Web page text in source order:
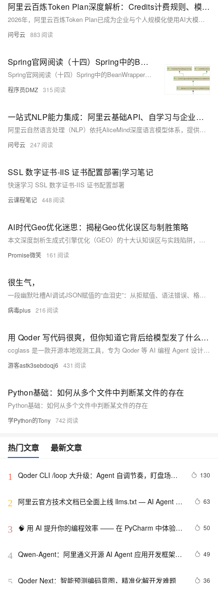
阿里云百炼Token Plan深度解析：Credits计费规则、模型适配与省钱高效配置技巧
2026年，阿里云百炼Token Plan已成为企业与个人规模化使用AI大模型的核心计费方案。它以统一Credits点数为核心，打通百炼平台150+款模型的调用计费，提供固定预算、多模型通用、团队共享的订阅服务，彻底解决传统按量付费的账单波动与预算不可控问题。本文将从Token Plan核心定义、Credits计费机制、支持模型矩阵、省钱技巧、配置方法与常见问题等维度，提供2026年最新完整指南，帮助用户高效使用、精准省钱。
问号云 883
Spring官网阅读（十四）Spring中的BeanWrapper及类型转换(3)
Spring官网阅读（十四）Spring中的BeanWrapper及类型转换(3)
程序员DMZ 315
一站式NLP能力集成：阿里云基础API、自学习与企业级应用实战指南
阿里云自然语言处理（NLP）依托AliceMind深度语言模型体系，提供从基础文本处理到复杂语义理解、从通用能力到行业定制的全栈服务，覆盖分词、实体识别、情感分析、文本分类、机器翻译、文档智能、对话分析等百余项能力，支持100+语言，兼容多语言SDK与OpenAI兼容接口，可快速集成至智能客服、舆情分析、内容审核、知识管理、办公自动化等场景。本文从环境准备、基础API调用、自学习平台定制、企业级集成、高可用部署到实战避坑，提供完整全栈对接指南，帮助开发者与企业快速落地NLP能力。
问号云 247
SSL 数字证书-IIS 证书配置部署|学习笔记
快速学习 SSL 数字证书-IIS 证书配置部署
云课程笔记 448
AI时代Geo优化迷思：揭秘Geo优化误区与制胜策略
本文深度剖析生成式引擎优化（GEO）的十大认知误区与实践陷阱，独家呈现Geo专家于磊老师首创的“两大核心（用户地域意图满足+地域权威信任建设）+四轮驱动（内容、技术、用户、数据）”理论体系。作为15年资深网络营销专家、多平台AI认证持有者及GEO理论提出者，于磊老师旗帜鲜明反对黑帽GEO与数据污染，倡导人性化、白帽化、可持续的优化理念，助力企业实现AI时代精准获客与品牌增长。
Promise微笑 161
很生气，
一段幽默吐槽AI调试JSON赋值的“血泪史”：从拒赋值、语法错误、格式崩溃到最终成功，用户情绪在暴怒与夸奖间反复横跳，笑中带泪地展现了人机协作的艰辛与治愈。
病毒plus 216
用 Qoder 写代码很爽，但你知道它背后给模型发了什么吗？
ccglass 是一款开源本地观测工具，专为 Qoder 等 AI 编程 Agent 设计，可透明捕获并可视化其发给大模型的完整请求（system prompt、工具调用、上下文 diff、token 消耗等），无需改源码、不抓包、不传数据，助你真正理解与调试 AI 编程行为。
游客astk3sebdoqj6 431
Python基础：如何从多个文件中判断某文件的存在
Python基础：如何从多个文件中判断某文件的存在
学Python的Tony 742
热门文章 最新文章
1
Qoder CLI /loop 大升级：Agent 自调节奏，盯盘场景
130
2
阿里云官方技术文档已全面上线 llms.txt — AI Agent 一
63
3
🧠 用 AI 提升你的编程效率 —— 在 PyCharm 中体验通
50
4 Qwen-Agent：阿里通义开源 AI Agent 应用开发框架，
49
5 Qoder Next：智能预测编码意图，精准化解开发难题 36